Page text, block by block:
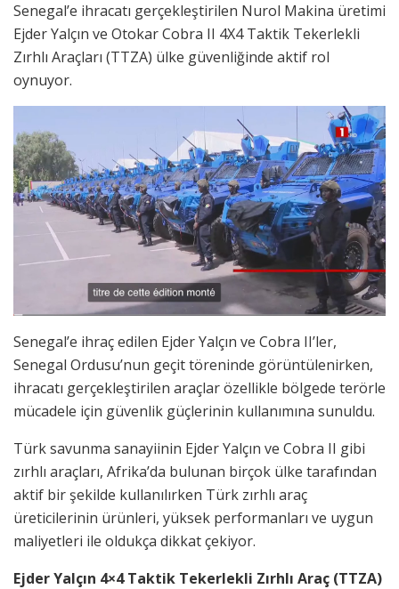
Senegal’e ihracatı gerçekleştirilen Nurol Makina üretimi
Ejder Yalçın ve Otokar Cobra II 4X4 Taktik Tekerlekli
Zırhlı Araçları (TTZA) ülke güvenliğinde aktif rol
oynuyor.
Senegal’e ihraç edilen Ejder Yalçın ve Cobra II’ler,
Senegal Ordusu’nun geçit töreninde görüntülenirken,
ihracatı gerçekleştirilen araçlar özellikle bölgede terörle
mücadele için güvenlik güçlerinin kullanımına sunuldu.
Türk savunma sanayiinin Ejder Yalçın ve Cobra II gibi
zırhlı araçları, Afrika’da bulunan birçok ülke tarafından
aktif bir şekilde kullanılırken Türk zırhlı araç
üreticilerinin ürünleri, yüksek performanları ve uygun
maliyetleri ile oldukça dikkat çekiyor.
Ejder Yalçın 4×4 Taktik Tekerlekli Zırhlı Araç (TTZA)